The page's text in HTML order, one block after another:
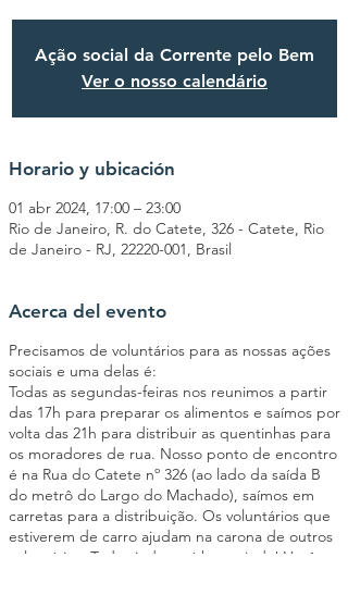
Ação social da Corrente pelo Bem
Ver o nosso calendário
Horario y ubicación
01 abr 2024, 17:00 – 23:00
Rio de Janeiro, R. do Catete, 326 - Catete, Rio
de Janeiro - RJ, 22220-001, Brasil
Acerca del evento
Precisamos de voluntários para as nossas ações
sociais e uma delas é:
Todas as segundas-feiras nos reunimos a partir
das 17h para preparar os alimentos e saímos por
volta das 21h para distribuir as quentinhas para
os moradores de rua. Nosso ponto de encontro
é na Rua do Catete nº 326 (ao lado da saída B
do metrô do Largo do Machado), saímos em
carretas para a distribuição. Os voluntários que
estiverem de carro ajudam na carona de outros
voluntários. Toda ajuda será bem-vinda! Você